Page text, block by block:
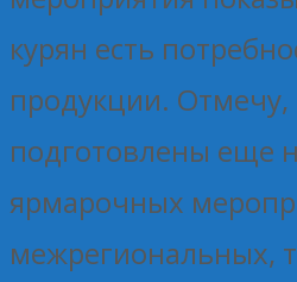
курян есть
продукции.
подготовлены еще
ярмарочных
межрегиональных,